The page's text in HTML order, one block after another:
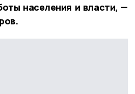
населения и власти, —